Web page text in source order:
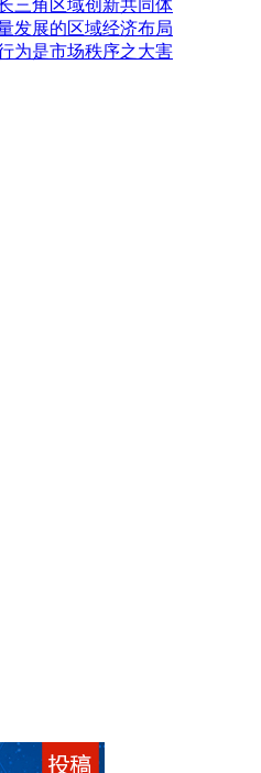
三角区域创新共同体
发展的区域经济布局
为是市场秩序之大害